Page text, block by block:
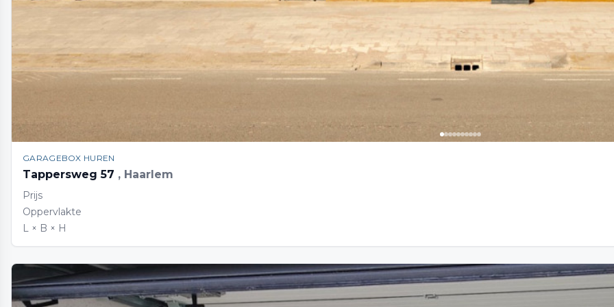
GARAGEBOX HUREN
Tappersweg 57 , Haarlem
Prijs
Oppervlakte
L × B × H